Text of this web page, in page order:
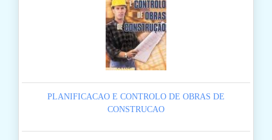
PLANIFICACAO E CONTROLO DE OBRAS DE
CONSTRUCAO